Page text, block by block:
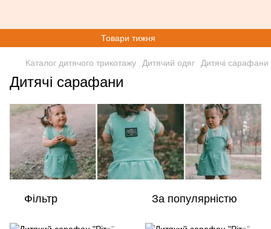
Товари тижня
Каталог дитячого трикотажу Дитячий одяг Дитячі сарафани
Дитячі сарафани
Фільтр За популярністю